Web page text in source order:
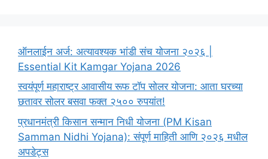
ऑनलाईन अर्ज: अत्यावश्यक भांडी संच योजना २०२६ |
Essential Kit Kamgar Yojana 2026
स्वयंपूर्ण महाराष्ट्र आवासीय रूफ टॉप सोलर योजना: आता घरच्या
छतावर सोलर बसवा फक्त २५०० रुपयांत!
प्रधानमंत्री किसान सन्मान निधी योजना (PM Kisan
Samman Nidhi Yojana): संपूर्ण माहिती आणि २०२६ मधील
अपडेट्स